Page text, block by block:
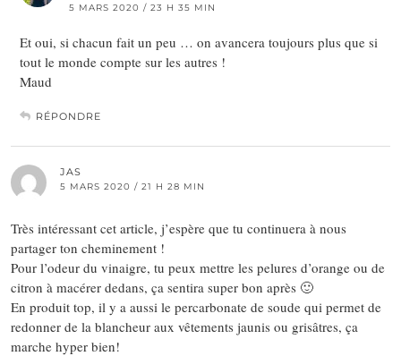
5 MARS 2020 / 23 H 35 MIN
Et oui, si chacun fait un peu … on avancera toujours plus que si
tout le monde compte sur les autres !
Maud
RÉPONDRE
JAS
5 MARS 2020 / 21 H 28 MIN
Très intéressant cet article, j’espère que tu continuera à nous
partager ton cheminement !
Pour l’odeur du vinaigre, tu peux mettre les pelures d’orange ou de
citron à macérer dedans, ça sentira super bon après 🙂
En produit top, il y a aussi le percarbonate de soude qui permet de
redonner de la blancheur aux vêtements jaunis ou grisâtres, ça
marche hyper bien!